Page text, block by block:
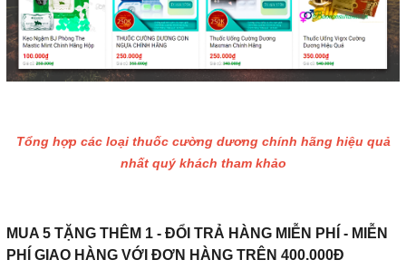
Tổng hợp các loại thuốc cường dương chính hãng hiệu quả
nhất quý khách tham khảo
MUA 5 TẶNG THÊM 1 - ĐỔI TRẢ HÀNG MIỄN PHÍ - MIỄN
PHÍ GIAO HÀNG VỚI ĐƠN HÀNG TRÊN 400.000Đ